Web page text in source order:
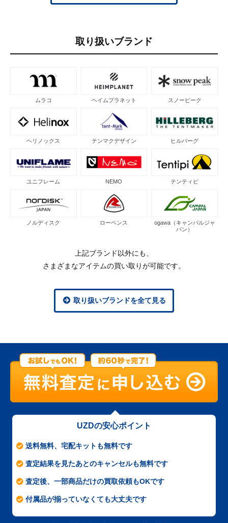
取り扱いブランド
ムラコ ヘイムプラネット スノーピーク
ヘリノックス テンマクデザイン ヒルバーグ
ユニフレーム NEMO テンティピ
ノルディスク ローベンス
ogawa（キャンパルジャ
パン）
上記ブランド以外にも、
さまざまなアイテムの買い取りが可能です。
取り扱いブランドを全て見る
UZDの安心ポイント
送料無料、宅配キットも無料です
査定結果を見たあとのキャンセルも無料です
査定後、一部商品だけの買取依頼もOKです
付属品が揃っていなくても大丈夫です